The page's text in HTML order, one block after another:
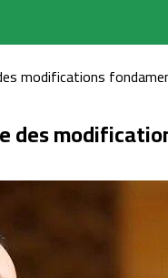
modifications
des